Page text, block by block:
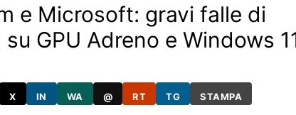
e Microsoft: gravi falle di
GPU Adreno e Windows
X IN WA @ RT TG STAMPA